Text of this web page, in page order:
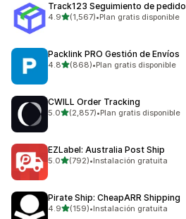
Track123 Seguimiento de pedido
4.9de 5 estrellas
(1,567)
1567 reseñas en total
•Plan gratis disponible
Packlink PRO Gestión de Envíos
4.8de 5 estrellas
(868)
868 reseñas en total
•Plan gratis disponible
CWILL Order Tracking
5.0de 5 estrellas
(2,857)
2857 reseñas en total
•Plan gratis disponible
EZLabel: Australia Post Ship
5.0de 5 estrellas
(792)
792 reseñas en total
•Instalación gratuita
Pirate Ship: CheapARR Shipping
4.9de 5 estrellas
(159)
159 reseñas en total
•Instalación gratuita